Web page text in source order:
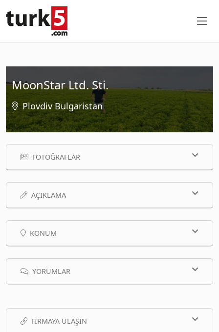
MoonStar Ltd. Sti.
Plovdiv Bulgaristan
FOTOĞRAFLAR
AÇIKLAMA
KONUM
YORUMLAR
FIRMAYA ULAŞIN